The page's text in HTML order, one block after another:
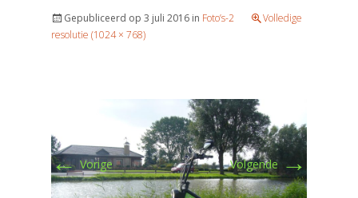
Gepubliceerd op 3 juli 2016 in Foto’s-2
Volledige
resolutie (1024 × 768)
← Vorige Volgende →